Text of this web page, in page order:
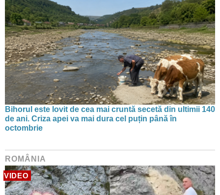
Bihorul este lovit de cea mai cruntă secetă din ultimii 140
de ani. Criza apei va mai dura cel puțin până în
octombrie
ROMÂNIA
VIDEO